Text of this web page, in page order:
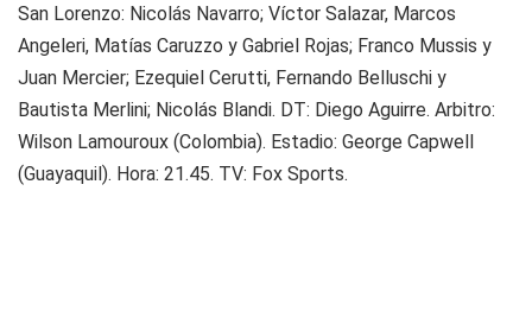
San Lorenzo: Nicolás Navarro; Víctor Salazar, Marcos
Angeleri, Matías Caruzzo y Gabriel Rojas; Franco Mussis y
Juan Mercier; Ezequiel Cerutti, Fernando Belluschi y
Bautista Merlini; Nicolás Blandi. DT: Diego Aguirre. Arbitro:
Wilson Lamouroux (Colombia). Estadio: George Capwell
(Guayaquil). Hora: 21.45. TV: Fox Sports.